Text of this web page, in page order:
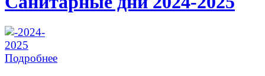
Подробнее